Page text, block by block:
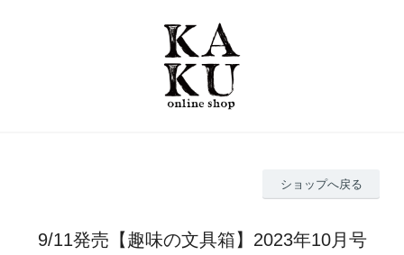
ショップへ戻る
9/11発売【趣味の文具箱】2023年10月号